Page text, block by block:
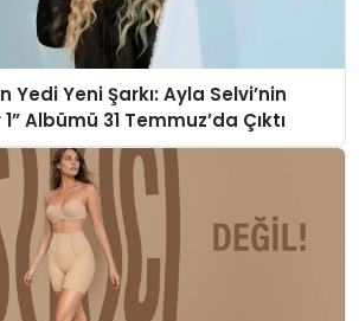
Yedi Yeni Şarkı: Ayla Selvi’nin
Albümü 31 Temmuz’da Çıktı